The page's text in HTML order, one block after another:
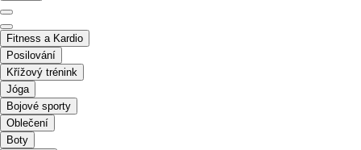
Fitness a Kardio
Posilování
Křížový trénink
Jóga
Bojové sporty
Oblečení
Boty